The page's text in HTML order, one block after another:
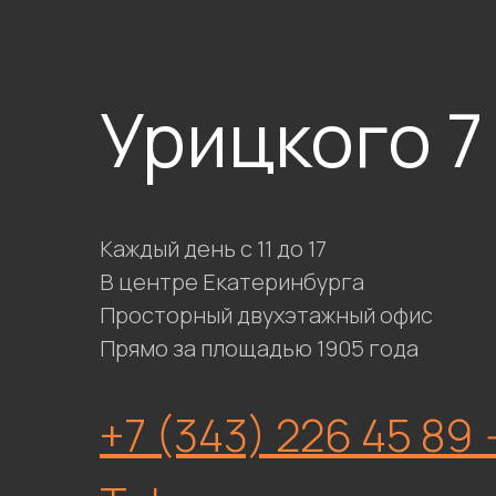
Урицкого 7
Каждый день с 11 до 17
В центре Екатеринбурга
Просторный двухэтажный офис
Прямо за площадью 1905 года
+7 (343) 226 45 89